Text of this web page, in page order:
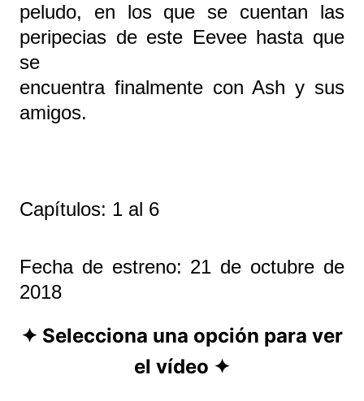
peludo, en los que se cuentan las
peripecias de este Eevee hasta que
se
encuentra finalmente con Ash y sus
amigos.
Capítulos: 1 al 6
Fecha de estreno: 21 de octubre de
2018
✦ Selecciona una opción para ver
el vídeo ✦